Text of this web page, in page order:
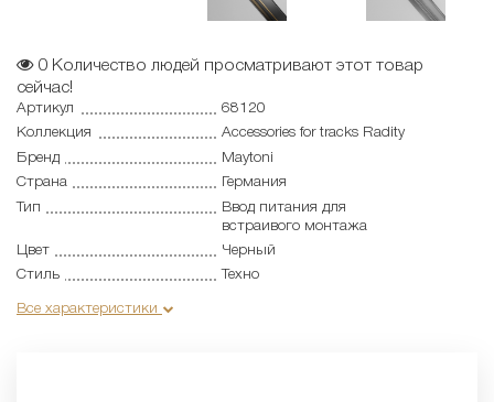
0 Количество людей просматривают этот товар
сейчас!
Артикул
68120
Коллекция
Accessories for tracks Radity
Бренд
Maytoni
Страна
Германия
Тип
Ввод питания для
встраивого монтажа
Цвет
Черный
Стиль
Техно
Все характеристики